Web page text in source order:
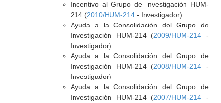
Incentivo al Grupo de Investigación HUM-
214 (2010/HUM-214- Investigador)
Ayuda a la Consolidación del Grupo de
Investigación HUM-214 (2009/HUM-214 -
Investigador)
Ayuda a la Consolidación del Grupo de
Investigación HUM-214 (2008/HUM-214 -
Investigador)
Ayuda a la Consolidación del Grupo de
Investigación HUM-214 (2007/HUM-214 -